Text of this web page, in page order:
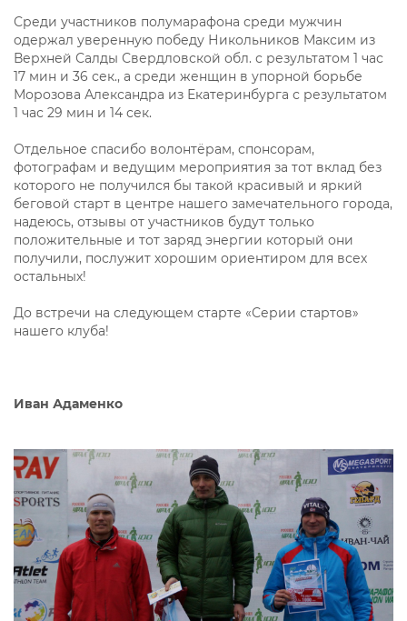
Среди участников полумарафона среди мужчин
одержал уверенную победу Никольников Максим из
Верхней Салды Свердловской обл. с результатом 1 час
17 мин и 36 сек., а среди женщин в упорной борьбе
Морозова Александра из Екатеринбурга с результатом
1 час 29 мин и 14 сек.
Отдельное спасибо волонтёрам, спонсорам,
фотографам и ведущим мероприятия за тот вклад без
которого не получился бы такой красивый и яркий
беговой старт в центре нашего замечательного города,
надеюсь, отзывы от участников будут только
положительные и тот заряд энергии который они
получили, послужит хорошим ориентиром для всех
остальных!
До встречи на следующем старте «Серии стартов»
нашего клуба!
Иван Адаменко